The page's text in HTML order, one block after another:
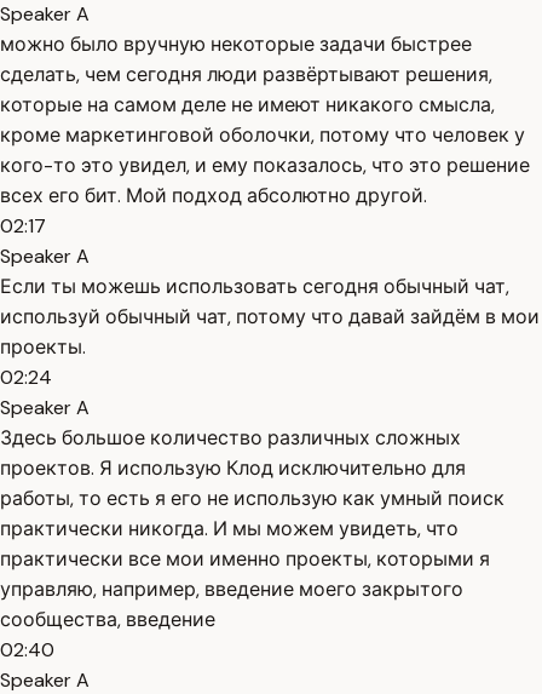
Speaker A
можно было вручную некоторые задачи быстрее
сделать, чем сегодня люди развёртывают решения,
которые на самом деле не имеют никакого смысла,
кроме маркетинговой оболочки, потому что человек у
кого-то это увидел, и ему показалось, что это решение
всех его бит. Мой подход абсолютно другой.
02:17
Speaker A
Если ты можешь использовать сегодня обычный чат,
используй обычный чат, потому что давай зайдём в мои
проекты.
02:24
Speaker A
Здесь большое количество различных сложных
проектов. Я использую Клод исключительно для
работы, то есть я его не использую как умный поиск
практически никогда. И мы можем увидеть, что
практически все мои именно проекты, которыми я
управляю, например, введение моего закрытого
сообщества, введение
02:40
Speaker A